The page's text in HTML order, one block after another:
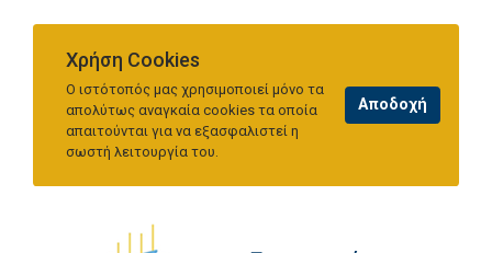
Χρήση Cookies
Ο ιστότοπός μας χρησιμοποιεί μόνο τα
απολύτως αναγκαία cookies τα οποία
απαιτούνται για να εξασφαλιστεί η
σωστή λειτουργία του.